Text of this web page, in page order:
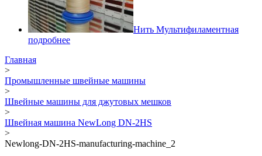
Нить Мультифиламентная
подробнее
Главная
>
Промышленные швейные машины
>
Швейные машины для джутовых мешков
>
Швейная машина NewLong DN-2HS
>
Newlong-DN-2HS-manufacturing-machine_2